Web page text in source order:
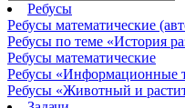
Ребусы
Ребусы математические
Ребусы по теме «История
Ребусы математические
Ребусы «Информационные
Ребусы «Животный и